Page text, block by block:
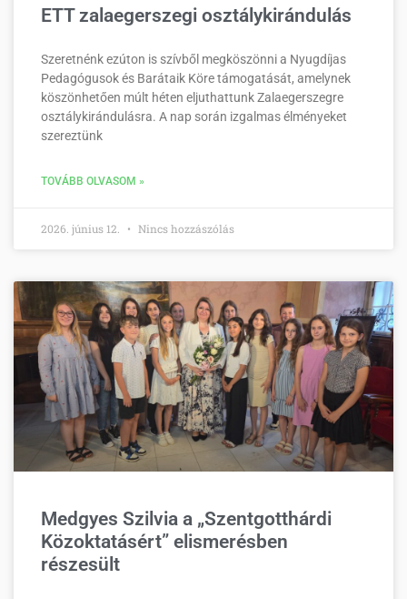
ETT zalaegerszegi osztálykirándulás
Szeretnénk ezúton is szívből megköszönni a Nyugdíjas
Pedagógusok és Barátaik Köre támogatását, amelynek
köszönhetően múlt héten eljuthattunk Zalaegerszegre
osztálykirándulásra. A nap során izgalmas élményeket
szereztünk
TOVÁBB OLVASOM »
2026. június 12. Nincs hozzászólás
Medgyes Szilvia a „Szentgotthárdi
Közoktatásért” elismerésben
részesült